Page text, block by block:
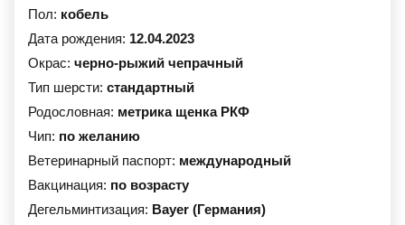
Пол: кобель
Дата рождения: 12.04.2023
Окрас: черно-рыжий чепрачный
Тип шерсти: стандартный
Родословная: метрика щенка РКФ
Чип: по желанию
Ветеринарный паспорт: международный
Вакцинация: по возрасту
Дегельминтизация: Bayer (Германия)